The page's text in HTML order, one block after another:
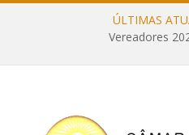
ÚLTIMAS
Vereadores